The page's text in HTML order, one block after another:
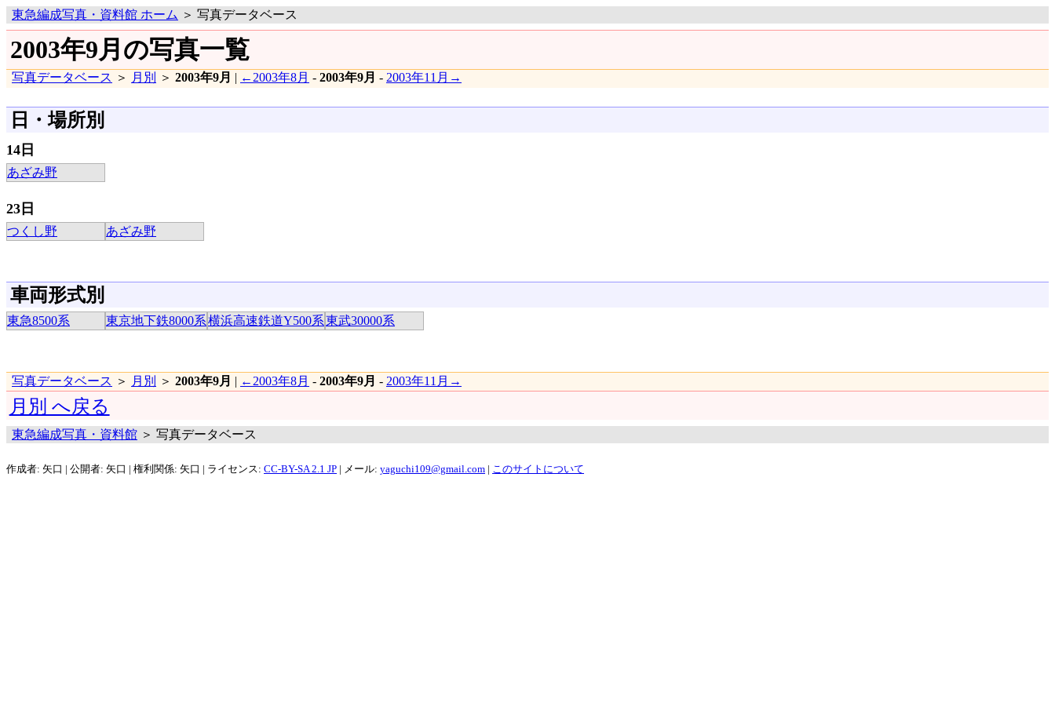
東急編成写真・資料館 ホーム ＞ 写真データベース
2003年9月の写真一覧
写真データベース ＞ 月別 ＞ 2003年9月 | ←2003年8月 - 2003年9月 - 2003年11月→
日・場所別
14日
あざみ野
23日
つくし野 あざみ野
車両形式別
東急8500系 東京地下鉄8000系横浜高速鉄道Y500系東武30000系
写真データベース ＞ 月別 ＞ 2003年9月 | ←2003年8月 - 2003年9月 - 2003年11月→
月別 へ戻る
東急編成写真・資料館 ＞ 写真データベース
作成者: 矢口 | 公開者: 矢口 | 権利関係: 矢口 | ライセンス: CC-BY-SA 2.1 JP | メール: yaguchi109@gmail.com このサイトについて